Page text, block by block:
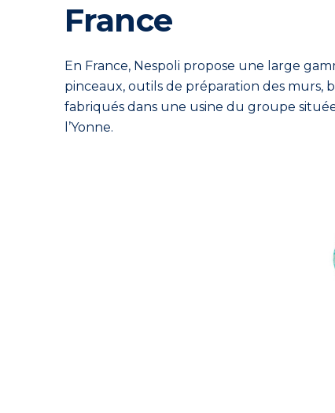
France
En France, Nespoli propose une large
pinceaux, outils de préparation des murs,
fabriqués dans une usine du groupe
l’Yonne.